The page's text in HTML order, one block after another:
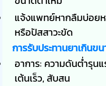
แจ้งแพทย์หากลืมบ่อย
หรือปัสสาวะขัด
การรับประทานยาเกินข
อาการ: ความดันต่ำรุนแ
เต้นเร็ว, สับสน